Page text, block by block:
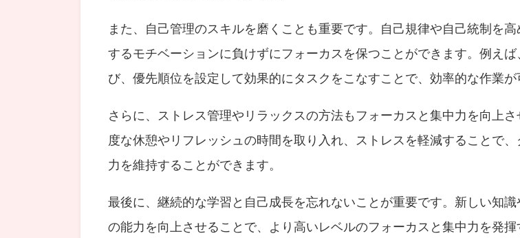
また、自己管理のスキルを磨くことも重要です。自己規律や自己統制を
するモチベーションに負けずにフォーカスを保つことができます。例え
び、優先順位を設定して効果的にタスクをこなすことで、効率的な作業が
さらに、ストレス管理やリラックスの方法もフォーカスと集中力を向上
度な休憩やリフレッシュの時間を取り入れ、ストレスを軽減することで
力を維持することができます。
最後に、継続的な学習と自己成長を忘れないことが重要です。新しい知
の能力を向上させることで、より高いレベルのフォーカスと集中力を発